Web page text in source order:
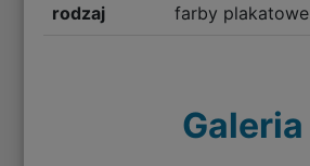
rodzaj farby plakatowe
Galeria